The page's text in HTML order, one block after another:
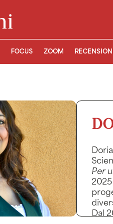
FOCUS ZOOM RECENSIONI
Per
Dal